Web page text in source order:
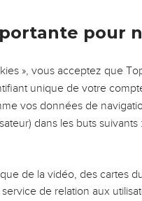
en Christ, et qui par
ceux qui sont sauvés et
une odeur de vie, qui
de la parole de Dieu,
pour
», vous acceptez que
unique de votre
vos données de
dans les buts suivants :
de la vidéo, des cartes
de relation aux